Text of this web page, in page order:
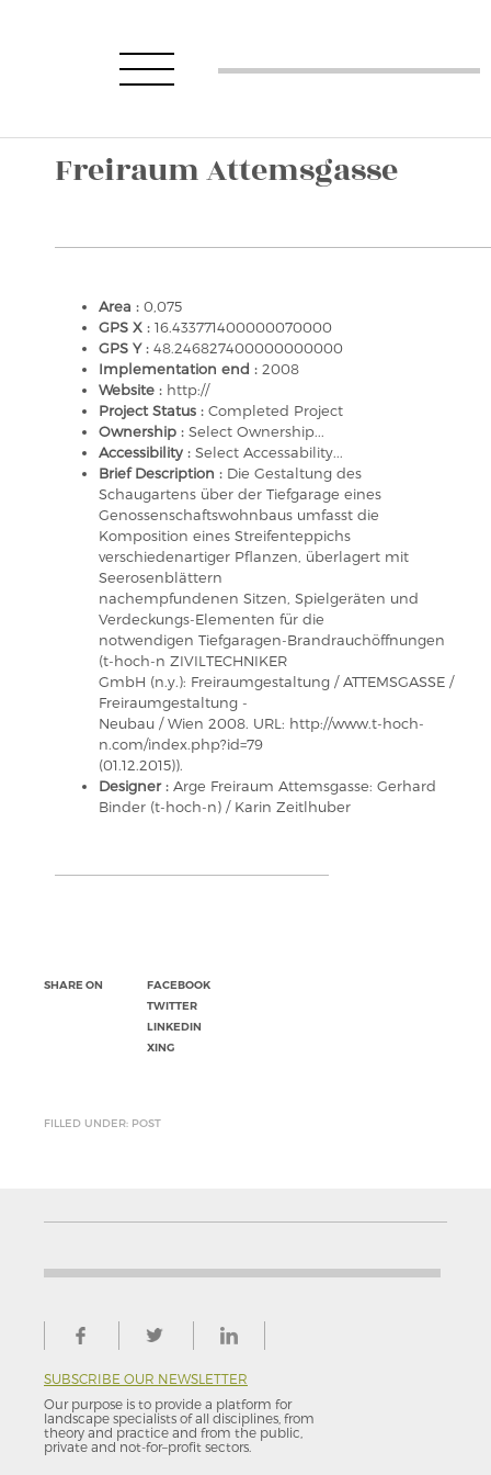
Freiraum Attemsgasse
Area : 0,075
GPS X : 16.433771400000070000
GPS Y : 48.246827400000000000
Implementation end : 2008
Website : http://
Project Status : Completed Project
Ownership : Select Ownership...
Accessibility : Select Accessability...
Brief Description : Die Gestaltung des
Schaugartens über der Tiefgarage eines
Genossenschaftswohnbaus umfasst die
Komposition eines Streifenteppichs
verschiedenartiger Pflanzen, überlagert mit
Seerosenblättern
nachempfundenen Sitzen, Spielgeräten und
Verdeckungs-Elementen für die
notwendigen Tiefgaragen-Brandrauchöffnungen
(t-hoch-n ZIVILTECHNIKER
GmbH (n.y.): Freiraumgestaltung / ATTEMSGASSE /
Freiraumgestaltung -
Neubau / Wien 2008. URL: http://www.t-hoch-
n.com/index.php?id=79
(01.12.2015)).
Designer : Arge Freiraum Attemsgasse: Gerhard
Binder (t-hoch-n) / Karin Zeitlhuber
SHARE ON
FACEBOOK
TWITTER
LINKEDIN
XING
FILLED UNDER: POST
SUBSCRIBE OUR NEWSLETTER
Our purpose is to provide a platform for
landscape specialists of all disciplines, from
theory and practice and from the public,
private and not-for–profit sectors.